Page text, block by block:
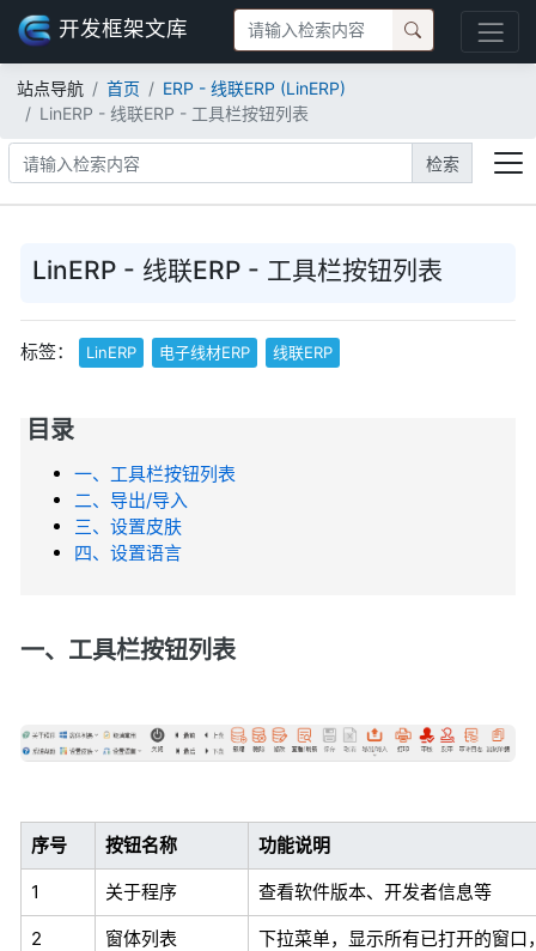
开发框架文库
站点导航 首页
ERP - 线联ERP (LinERP)
LinERP - 线联ERP - 工具栏按钮列表
检索
LinERP - 线联ERP - 工具栏按钮列表
标签： LinERP 电子线材ERP 线联ERP
目录
一、工具栏按钮列表
二、导出/导入
三、设置皮肤
四、设置语言
一、工具栏按钮列表
序号 按钮名称 功能说明
1 关于程序 查看软件版本、开发者信息等
2 窗体列表 下拉菜单，显示所有已打开的窗口